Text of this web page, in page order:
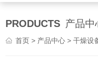
PRODUCTS 产品中
首页 > 产品中心 >干燥设